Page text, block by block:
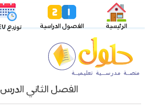
الرئيسية الفصول الدراسية توزيع ١٤٤٧
الفصل الثاني الدرس 6